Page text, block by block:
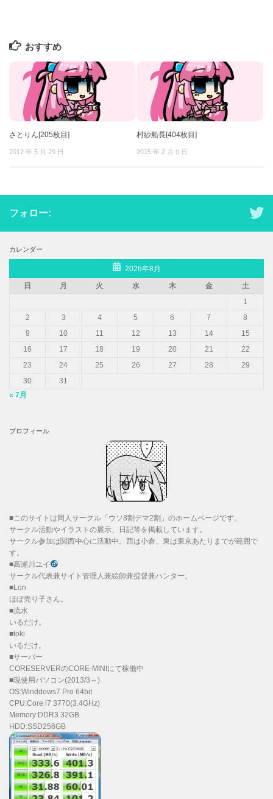
おすすめ
さとりん[205枚目]
2012 年 5 月 29 日
村紗船長[404枚目]
2015 年 2 月 9 日
フォロー:
カレンダー
2026年8月
日
月 火 水 木 金
土
1
2
3 4 5 6 7
8
9
10 11 12 13 14
15
16
17 18 19 20 21
22
23
24 25 26 27 28
29
30
31
« 7月
プロフィール
■このサイトは同人サークル「ウソ8割デマ2割」のホームページです。
サークル活動やイラストの展示、日記等を掲載しています。
サークル参加は関西中心に活動中。西は小倉、東は東京あたりまでが範囲で
す。
■高瀬川ユイ
サークル代表兼サイト管理人兼絵師兼提督兼ハンター。
■Lon
ほぼ売り子さん。
■流水
いるだけ。
■toki
いるだけ。
■サーバー
CORESERVERのCORE-MINIにて稼働中
■現使用パソコン(2013/3～)
OS:Winddows7 Pro 64bit
CPU:Core i7 3770(3.4GHz)
Memory:DDR3 32GB
HDD:SSD256GB